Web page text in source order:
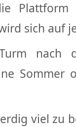
sich auf
nach
Sommer
viel zu